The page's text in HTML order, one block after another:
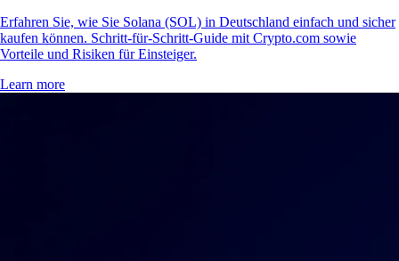
Erfahren Sie, wie Sie Solana (SOL) in Deutschland einfach und sicher
kaufen können. Schritt-für-Schritt-Guide mit Crypto.com sowie
Vorteile und Risiken für Einsteiger.
Learn more